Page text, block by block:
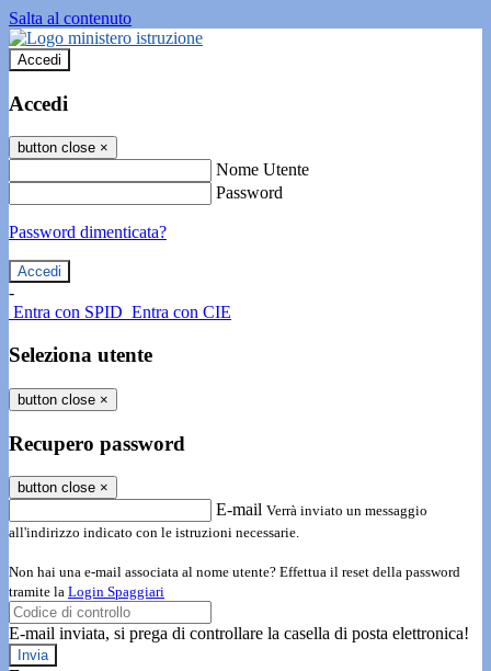
Salta al contenuto
Accedi
Accedi
button close ×
Nome Utente
Password
Password dimenticata?
-
Entra con SPID Entra con CIE
Seleziona utente
button close ×
Recupero password
button close ×
E-mail Verrà inviato un messaggio
all'indirizzo indicato con le istruzioni necessarie.
Non hai una e-mail associata al nome utente? Effettua il reset della password
tramite la Login Spaggiari
E-mail inviata, si prega di controllare la casella di posta elettronica!